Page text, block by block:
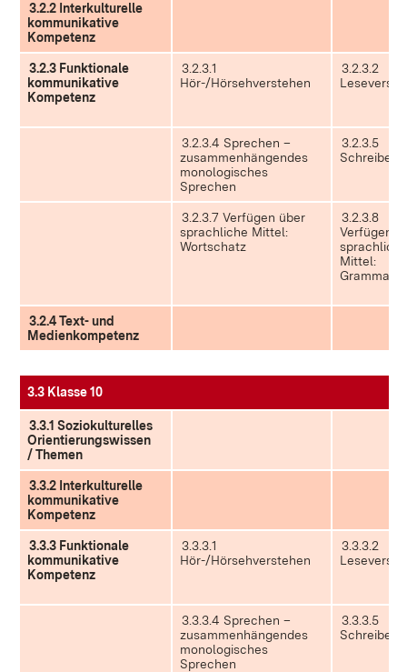
3.2.2 Interkulturelle
kommunikative
Kompetenz
3.2.3 Funktionale
kommunikative
Kompetenz
3.2.3.1
Hör-/Hörsehverstehen
3.2.3.2
3.2.3.4 Sprechen –
zusammenhängendes
monologisches
Sprechen
3.2.3.5
Schreiben
3.2.3.7 Verfügen über
sprachliche Mittel:
Wortschatz
3.2.3.8
Verfügen
sprachliche
Mittel:
Grammatik
3.2.4 Text- und
Medienkompetenz
3.3 Klasse 10
3.3.1 Soziokulturelles
Orientierungswissen
/ Themen
3.3.2 Interkulturelle
kommunikative
Kompetenz
3.3.3 Funktionale
kommunikative
Kompetenz
3.3.3.1
Hör-/Hörsehverstehen
3.3.3.2
3.3.3.4 Sprechen –
zusammenhängendes
monologisches
Sprechen
3.3.3.5
Schreiben